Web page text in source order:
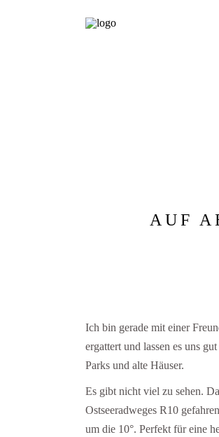
AUF
Ich bin gerade mit einer
ergattert und lassen es uns
Parks und alte Häuser.
Es gibt nicht viel zu sehen.
Ostseeradweges R10
um die 10°. Perfekt für eine